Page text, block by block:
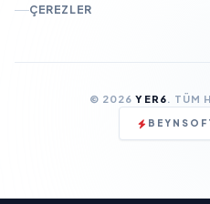
ÇEREZLER
© 2026YER6. TÜM